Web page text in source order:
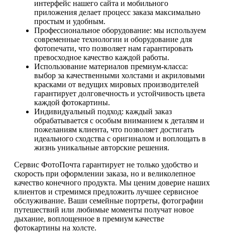
интерфейс нашего сайта и мобильного
приложения делает процесс заказа максимально
простым и удобным.
Профессиональное оборудование: мы используем
современные технологии и оборудование для
фотопечати, что позволяет нам гарантировать
превосходное качество каждой работы.
Использование материалов премиум-класса:
выбор за качественными холстами и акриловыми
красками от ведущих мировых производителей
гарантирует долговечность и устойчивость цвета
каждой фотокартины.
Индивидуальный подход: каждый заказ
обрабатывается с особым вниманием к деталям и
пожеланиям клиента, что позволяет достигать
идеального сходства с оригиналом и воплощать в
жизнь уникальные авторские решения.
Сервис ФотоПочта гарантирует не только удобство и
скорость при оформлении заказа, но и великолепное
качество конечного продукта. Мы ценим доверие наших
клиентов и стремимся предложить лучшее сервисное
обслуживание. Ваши семейные портреты, фотографии
путешествий или любимые моменты получат новое
дыхание, воплощенное в премиум качестве
фотокартины на холсте.